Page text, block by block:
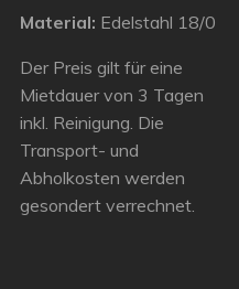
Material: Edelstahl 18/0
Der Preis gilt für eine
Mietdauer von 3 Tagen
inkl. Reinigung. Die
Transport- und
Abholkosten werden
gesondert verrechnet.